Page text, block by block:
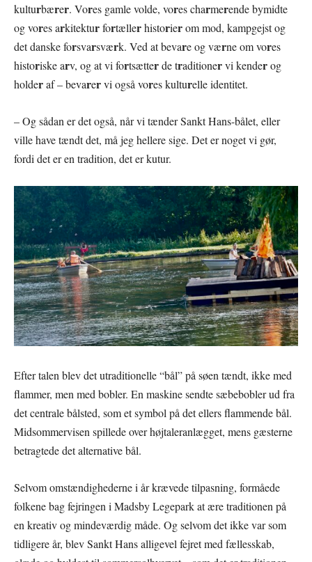
kulturbærer. Vores gamle volde, vores charmerende bymidte
og vores arkitekturfortællerhistorierom mod, kampgejst og
det danske forsvarsværk. Ved at bevare og værne om vores
historiske arv, og at vi fortsætterde traditionervi kenderog
holderaf – bevarervi også vores kulturelle identitet.
– Og sådan er det også, når vi tænder Sankt Hans-bålet, eller
ville have tændt det, må jeg hellere sige. Det er noget vi gør,
fordi det er en tradition, det er kutur.
Efter talen blev det utraditionelle “bål” på søen tændt, ikke med
flammer, men med bobler. En maskine sendte sæbebobler ud fra
det centrale bålsted, som et symbol på det ellers flammende bål.
Midsommervisen spillede over højtaleranlægget, mens gæsterne
betragtede det alternative bål.
Selvom omstændighederne i år krævede tilpasning, formåede
folkene bag fejringen i Madsby Legepark at ære traditionen på
en kreativ og mindeværdig måde. Og selvom det ikke var som
tidligere år, blev Sankt Hans alligevel fejret med fællesskab,